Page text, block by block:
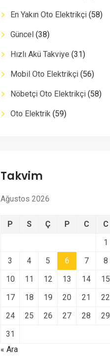
En Yakın Oto Elektrikçi (58)
Güncel (38)
Hızlı Akü Takviye (31)
Mobil Oto Elektrikçi (56)
Nöbetçi Oto Elektrikçi (58)
Oto Elektrik (59)
Takvim
Ağustos 2026
P S Ç P C C
1
3
4 5 6 7 8
10
11 12 13 14 15
17
18 19 20 21 22
24
25 26 27 28 29
31
« Ara